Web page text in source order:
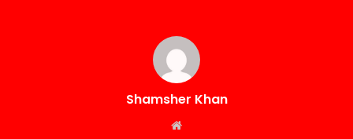
Shamsher Khan